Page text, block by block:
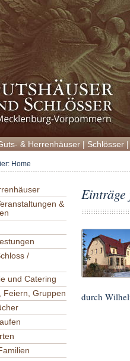
& Herrenhäuser| Schlösser|
Home
&
/
und Catering
Feiern, Gruppen
durch